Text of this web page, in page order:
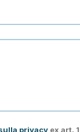
privacy ex art.